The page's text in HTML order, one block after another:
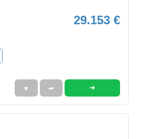
29.153 €
★ ➦ ➜